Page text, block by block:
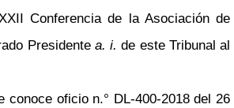
Conferencia de la Asociación de
Presidente a. i. de este Tribunal al
conoce oficio n.° DL-400-2018 del 26